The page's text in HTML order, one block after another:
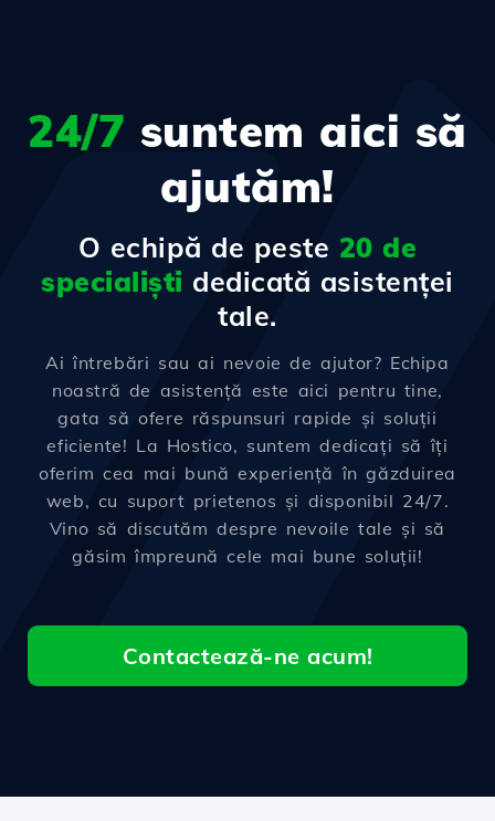
24/7 suntem aici să
ajutăm!
O echipă de peste 20 de
specialiști dedicată asistenței
tale.
Ai întrebări sau ai nevoie de ajutor? Echipa
noastră de asistență este aici pentru tine,
gata să ofere răspunsuri rapide și soluții
eficiente! La Hostico, suntem dedicați să îți
oferim cea mai bună experiență în găzduirea
web, cu suport prietenos și disponibil 24/7.
Vino să discutăm despre nevoile tale și să
găsim împreună cele mai bune soluții!
Contactează-ne acum!